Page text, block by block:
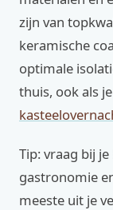
zijn van
keramische
optimale
thuis, ook als
Tip: vraag bij
gastronomie
meeste uit je